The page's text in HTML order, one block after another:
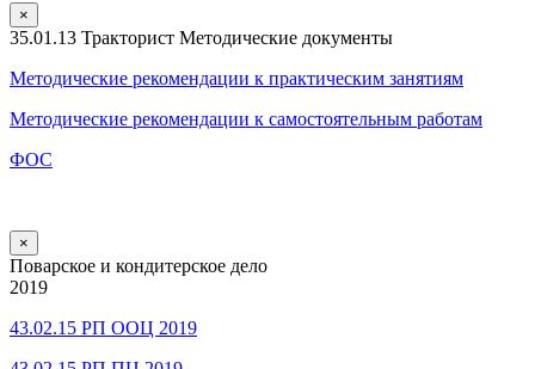
×
35.01.13 Тракторист Методические документы
Методические рекомендации к практическим занятиям
Методические рекомендации к самостоятельным работам
ФОС
×
Поварское и кондитерское дело
2019
43.02.15 РП ООЦ 2019